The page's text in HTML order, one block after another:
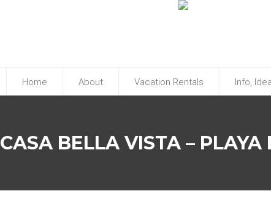
Home About Vacation Rentals Info,
CASA BELLA VISTA – PLAYA